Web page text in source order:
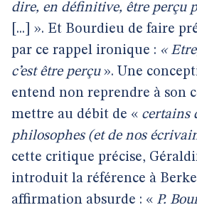
dire, en définitive, être perçu
[...] ». Et Bourdieu de faire
par ce rappel ironique : «
c’est être perçu». Une
entend non reprendre à son
mettre au débit de « certains
philosophes (et de nos
cette critique précise,
introduit la référence à
affirmation absurde : « P.